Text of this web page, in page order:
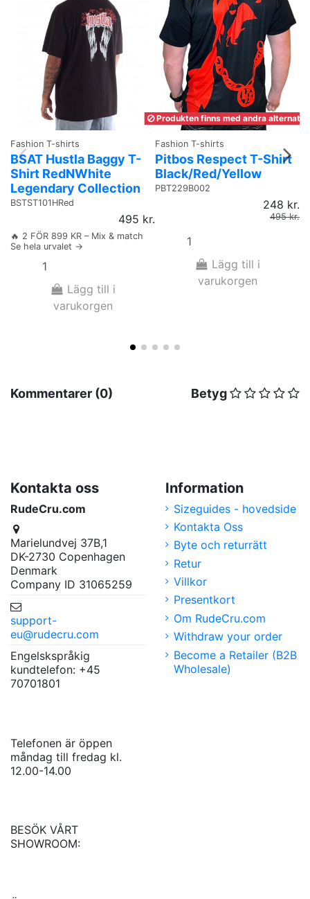
Fashion T-shirts
BSAT Hustla Baggy T-
Shirt RedNWhite
Legendary Collection
BSTST101HRed
495 kr.
🔥 2 FÖR 899 KR – Mix & match
Se hela urvalet →
Lägg till i
varukorgen
Produkten finns med andra alternativ
Fashion T-shirts
Pitbos Respect T-Shirt
Black/Red/Yellow
PBT229B002
248 kr.
495 kr.
Lägg till i
varukorgen
Betyg
Kommentarer (0)
Kontakta oss
RudeCru.com
Marielundvej 37B,1
DK-2730 Copenhagen
Denmark
Company ID 31065259
support-
eu@rudecru.com
Engelskspråkig
kundtelefon: +45
70701801
Telefonen är öppen
måndag till fredag kl.
12.00-14.00
BESÖK VÅRT
SHOWROOM:
Information
Sizeguides - hovedside
Kontakta Oss
Byte och returrätt
Retur
Villkor
Presentkort
Om RudeCru.com
Withdraw your order
Become a Retailer (B2B
Wholesale)